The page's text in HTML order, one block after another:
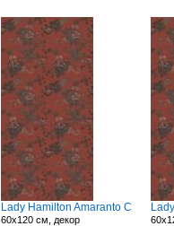
Lady Hamilton Amaranto C
60x120 см, декор